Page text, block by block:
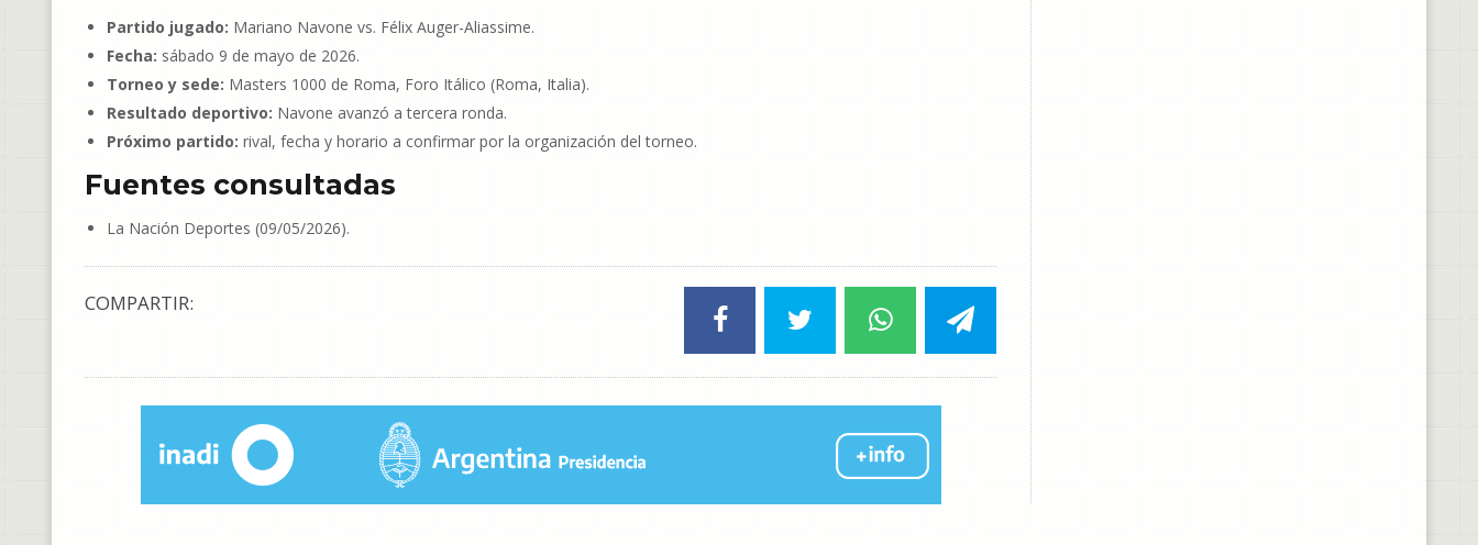
Partido jugado: Mariano Navone vs. Félix Auger-Aliassime.
Fecha: sábado 9 de mayo de 2026.
Torneo y sede: Masters 1000 de Roma, Foro Itálico (Roma, Italia).
Resultado deportivo: Navone avanzó a tercera ronda.
Próximo partido: rival, fecha y horario a confirmar por la organización del torneo.
Fuentes consultadas
La Nación Deportes (09/05/2026).
COMPARTIR: